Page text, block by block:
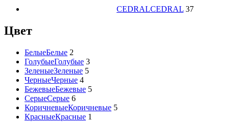
CEDRALCEDRAL 37
Цвет
БелыеБелые 2
ГолубыеГолубые 3
ЗеленыеЗеленые 5
ЧерныеЧерные 4
БежевыеБежевые 5
СерыеСерые 6
КоричневыеКоричневые 5
КрасныеКрасные 1